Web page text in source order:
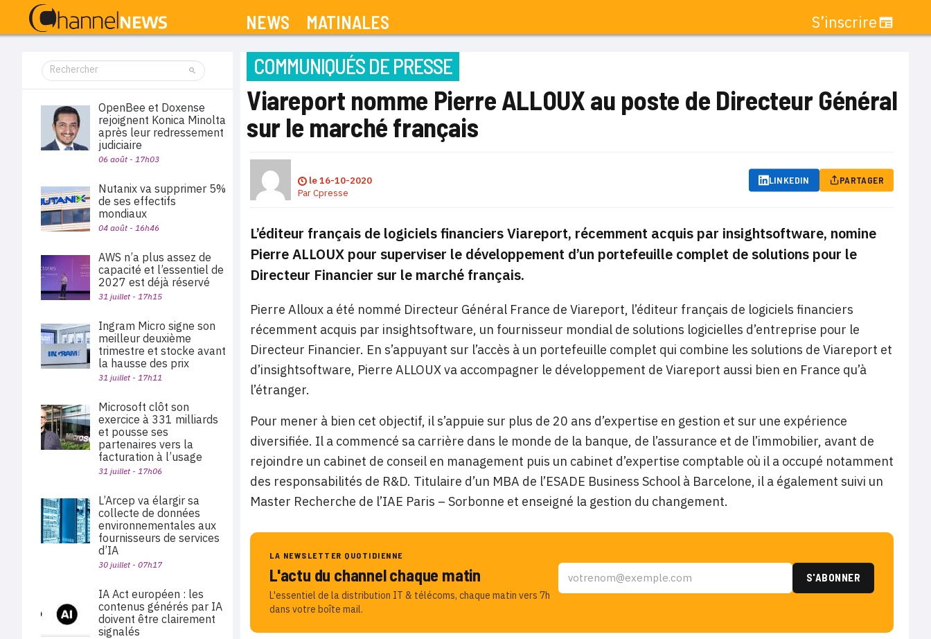
NEWS MATINALES S’inscrire
COMMUNIQUÉS DE PRESSE
Viareport nomme Pierre ALLOUX au poste de Directeur Général
sur le marché français
le16-10-2020
ParCpresse
LINKEDIN PARTAGER
L’éditeur français de logiciels financiers Viareport, récemment acquis par insightsoftware, nomine
Pierre ALLOUX pour superviser le développement d’un portefeuille complet de solutions pour le
Directeur Financier sur le marché français.
Pierre Alloux a été nommé Directeur Général France de Viareport, l’éditeur français de logiciels financiers
récemment acquis par insightsoftware, un fournisseur mondial de solutions logicielles d’entreprise pour le
Directeur Financier. En s’appuyant sur l’accès à un portefeuille complet qui combine les solutions de Viareport et
d’insightsoftware, Pierre ALLOUX va accompagner le développement de Viareport aussi bien en France qu’à
l’étranger.
Pour mener à bien cet objectif, il s’appuie sur plus de 20 ans d’expertise en gestion et sur une expérience
diversifiée. Il a commencé sa carrière dans le monde de la banque, de l’assurance et de l’immobilier, avant de
rejoindre un cabinet de conseil en management puis un cabinet d’expertise comptable où il a occupé notamment
des responsabilités de R&D. Titulaire d’un MBA de l’ESADE Business School à Barcelone, il a également suivi un
Master Recherche de l’IAE Paris – Sorbonne et enseigné la gestion du changement.
LA NEWSLETTER QUOTIDIENNE
L'actu du channel chaque matin
L'essentiel de la distribution IT & télécoms, chaque matin vers 7h
dans votre boîte mail.
OpenBee et Doxense
rejoignent Konica Minolta
après leur redressement
judiciaire
06 août - 17h03
Nutanix va supprimer 5%
de ses effectifs
mondiaux
04 août - 16h46
AWS n’a plus assez de
capacité et l’essentiel de
2027 est déjà réservé
31 juillet - 17h15
Ingram Micro signe son
meilleur deuxième
trimestre et stocke avant
la hausse des prix
31 juillet - 17h11
Microsoft clôt son
exercice à 331 milliards
et pousse ses
partenaires vers la
facturation à l’usage
31 juillet - 17h06
L’Arcep va élargir sa
collecte de données
environnementales aux
fournisseurs de services
d’IA
30 juillet - 07h17
IA Act européen : les
contenus générés par IA
doivent être clairement
signalés